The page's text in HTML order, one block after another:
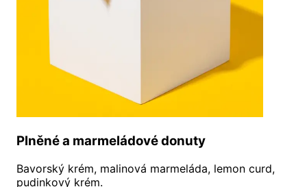
Plněné a marmeládové donuty
Bavorský krém, malinová marmeláda, lemon curd,
pudinkový krém.